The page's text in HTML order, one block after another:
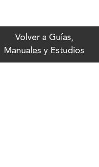
Volver a Guías,
Manuales y Estudios